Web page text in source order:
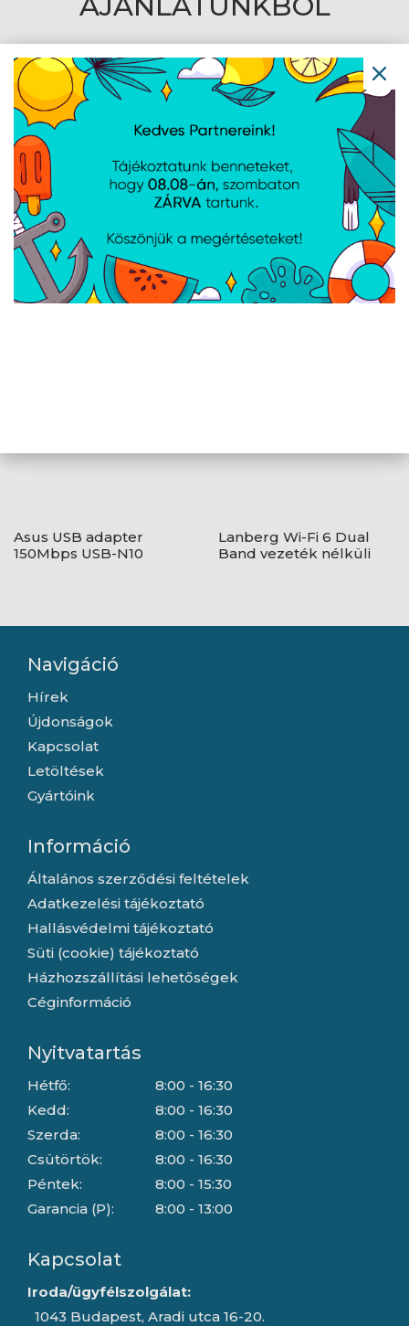
Asus USB adapter
1200Mbps USB-AC53
Nano
Lanberg Wi-Fi 6 2,4 GHz-
es vezeték nélküli USB
hálózati adapter
Asus USB adapter
150Mbps USB-N10
Lanberg Wi-Fi 6 Dual
Band vezeték nélküli
Navigáció
Hírek
Újdonságok
Kapcsolat
Letöltések
Gyártóink
Információ
Általános szerződési feltételek
Adatkezelési tájékoztató
Hallásvédelmi tájékoztató
Süti (cookie) tájékoztató
Házhozszállítási lehetőségek
Céginformáció
Nyitvatartás
Hétfő:
Kedd:
Szerda:
Csütörtök:
Péntek:
Garancia (P):
8:00 - 16:30
8:00 - 16:30
8:00 - 16:30
8:00 - 16:30
8:00 - 15:30
8:00 - 13:00
Kapcsolat
Iroda/ügyfélszolgálat:
1043 Budapest, Aradi utca 16-20.